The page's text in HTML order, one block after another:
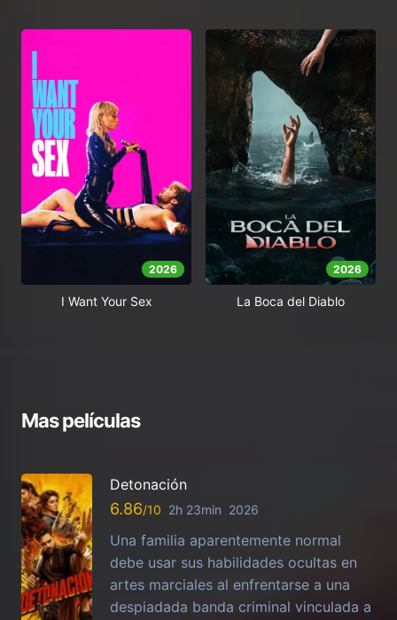
2026
I Want Your Sex
2026
La Boca del Diablo
Mas películas
Detonación
6.86 2h 23min 2026
Una familia aparentemente normal
debe usar sus habilidades ocultas en
artes marciales al enfrentarse a una
despiadada banda criminal vinculada a